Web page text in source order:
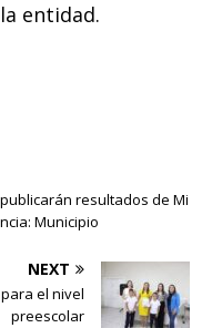
entidad.
resultados de Mi
Municipio
NEXT
el nivel
preescolar